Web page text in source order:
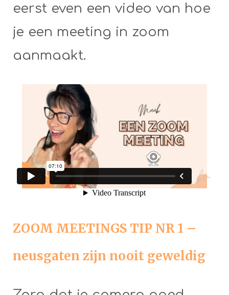
eerst even een video van hoe
je een meeting in zoom
aanmaakt.
ZOOM MEETINGS TIP NR 1 –
neusgaten zijn nooit geweldig